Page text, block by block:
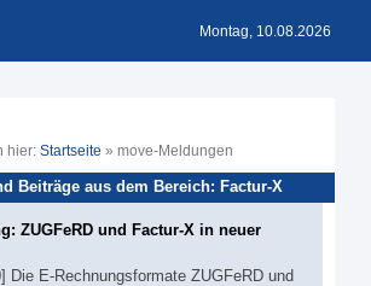
Montag, 10.08.2026
hier: Startseite » move-Meldungen
Beiträge aus dem Bereich: Factur-X
ZUGFeRD und Factur-X in neuer
Die E-Rechnungsformate ZUGFeRD und